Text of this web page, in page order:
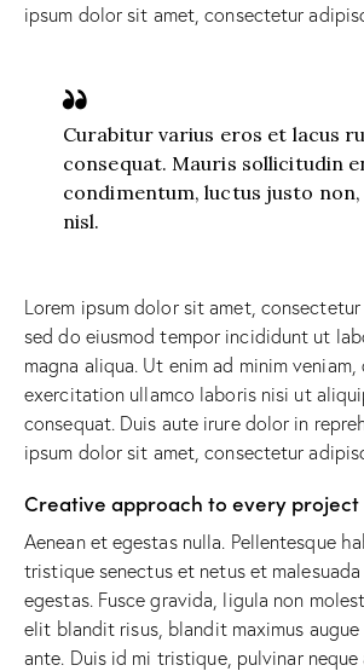
ipsum dolor sit amet, consectetur
Curabitur varius eros et lacus
consequat. Mauris sollicitudin
condimentum, luctus justo
nisl.
Lorem ipsum dolor sit amet,
sed do eiusmod tempor incididunt ut
magna aliqua. Ut enim ad minim
exercitation ullamco laboris nisi ut
consequat. Duis aute irure dolor in
ipsum dolor sit amet, consectetur
Creative approach to every project
Aenean et egestas nulla. Pellentesque
tristique senectus et netus et
egestas. Fusce gravida, ligula non
elit blandit risus, blandit maximus augue
ante. Duis id mi tristique, pulvinar